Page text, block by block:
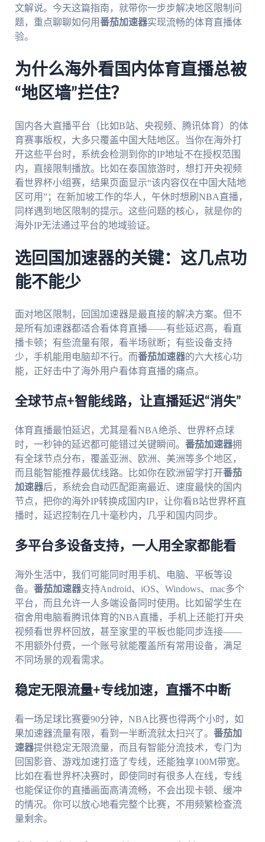
文解说。今天这篇指南，就带你一步步解决地区限制问
题，重点聊聊如何用番茄加速器实现流畅的体育直播体
验。
为什么海外看国内体育直播总被
“地区墙”拦住？
国内各大直播平台（比如B站、央视频、腾讯体育）的体
育赛事版权，大多只覆盖中国大陆地区。当你在海外打
开这些平台时，系统会检测到你的IP地址不在授权范围
内，直接限制播放。比如在泰国旅游时，想打开央视频
看世界杯小组赛，结果页面显示“该内容仅在中国大陆地
区可用”；在新加坡工作的华人，午休时想刷NBA直播，
同样遇到地区限制的提示。这些问题的核心，就是你的
海外IP无法通过平台的地域验证。
选回国加速器的关键：这几点功
能不能少
面对地区限制，回国加速器是最直接的解决方案。但不
是所有加速器都适合看体育直播——有些延迟高，看直
播卡顿；有些流量有限，看半场就断；有些设备支持
少，手机能用电脑却不行。而番茄加速器的六大核心功
能，正好击中了海外用户看体育直播的痛点。
全球节点+智能线路，让直播延迟“消失”
体育直播最怕延迟，尤其是看NBA绝杀、世界杯点球
时，一秒钟的延迟都可能错过关键瞬间。 番茄加速器拥
有全球节点分布，覆盖亚洲、欧洲、美洲等多个地区，
而且能智能推荐最优线路。比如你在欧洲留学打开番茄
加速器后，系统会自动匹配距离最近、速度最快的国内
节点，把你的海外IP转换成国内IP，让你看B站世界杯直
播时，延迟控制在几十毫秒内，几乎和国内同步。
多平台多设备支持，一人用全家都能看
海外生活中，我们可能同时用手机、电脑、平板等设
备。 番茄加速器支持Android、iOS、Windows、mac多个
平台，而且允许一人多端设备同时使用。比如留学生在
宿舍用电脑看腾讯体育的NBA直播，手机上还能打开央
视频看世界杯回放，甚至家里的平板也能同步连接——
不用额外付费，一个账号就能覆盖所有常用设备，满足
不同场景的观看需求。
稳定无限流量+专线加速，直播不中断
看一场足球比赛要90分钟，NBA比赛也得两个小时，如
果加速器流量有限，看到一半断流就太扫兴了。 番茄加
速器提供稳定无限流量，而且有智能分流技术，专门为
回国影音、游戏加速打造了专线，还能独享100M带宽。
比如在看世界杯决赛时，即使同时有很多人在线，专线
也能保证你的直播画面高清流畅，不会出现卡顿、缓冲
的情况。你可以放心地看完整个比赛，不用频繁检查流
量剩余。